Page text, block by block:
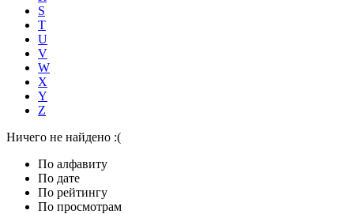
S
T
U
V
W
X
Y
Z
Ничего не найдено :(
По алфавиту
По дате
По рейтингу
По просмотрам